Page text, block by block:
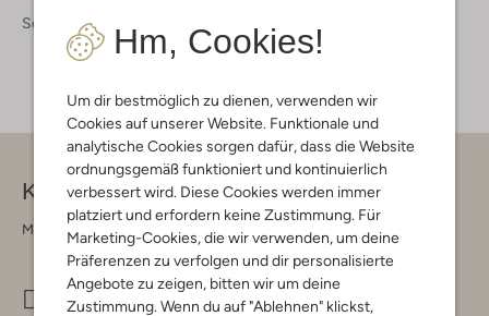
Hm, Cookies!
Um dir bestmöglich zu dienen, verwenden wir
Cookies auf unserer Website. Funktionale und
analytische Cookies sorgen dafür, dass die Website
ordnungsgemäß funktioniert und kontinuierlich
verbessert wird. Diese Cookies werden immer
platziert und erfordern keine Zustimmung. Für
Marketing-Cookies, die wir verwenden, um deine
Präferenzen zu verfolgen und dir personalisierte
Angebote zu zeigen, bitten wir um deine
Zustimmung. Wenn du auf "Ablehnen" klickst,
Schuhe
Kontakt
Montag - Freitag 09:00 - 17:00 uur
info@omoda.de